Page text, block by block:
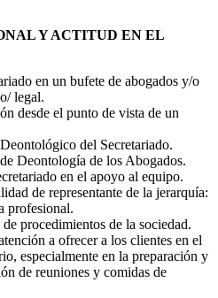
Y ACTITUD EN EL
en un bufete de abogados y/o
legal.
desde el punto de vista de un
del Secretariado.
Deontología de los Abogados.
en el apoyo al equipo.
de representante de la jerarquía:
profesional.
procedimientos de la sociedad.
a ofrecer a los clientes en el
especialmente en la preparación y
de reuniones y comidas de